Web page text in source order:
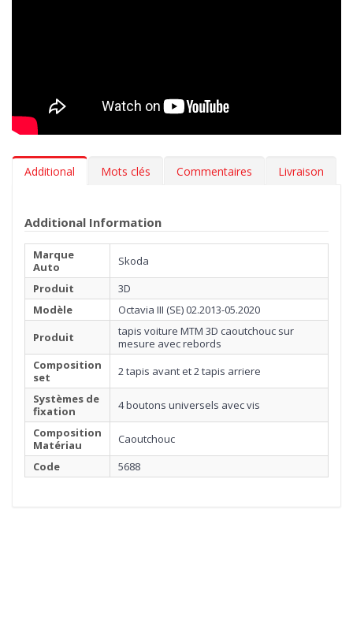
extrêmement faciles à nettoyer. Pour leur manutention il suffit
d'un simple jet d'eau.
parfum s'évapore en quelques semaines.***
Additional Mots clés Commentaires Livraison
Additional Information
Marque
Auto
Skoda
Produit
3D
Modèle
Octavia III (SE) 02.2013-05.2020
Produit
tapis voiture MTM 3D caoutchouc sur
mesure avec rebords
Composition
set
2 tapis avant et 2 tapis arriere
Systèmes de
fixation
4 boutons universels avec vis
Composition
Matériau
Caoutchouc
Code
5688